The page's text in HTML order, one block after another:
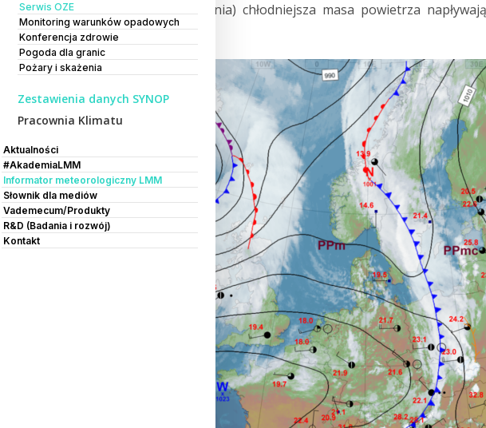
Serwis OZE
Monitoring warunków opadowych
Konferencja zdrowie
Pogoda dla granic
Pożary i skażenia
Zestawienia danych SYNOP
Pracownia Klimatu
Aktualności
#AkademiaLMM
Informator meteorologiczny LMM
Słownik dla mediów
Vademecum/Produkty
R&D (Badania i rozwój)
Kontakt
czwartek (21/22 sierpnia) chłodniejsza masa powietrza
obszar całego kraju.